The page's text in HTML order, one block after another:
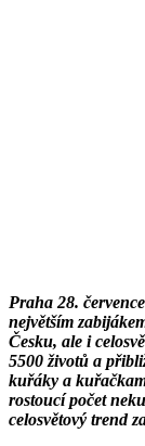
Praha 28.
největším
Česku, ale i
5500 životů a
kuřáky a
rostoucí počet
celosvětový trend